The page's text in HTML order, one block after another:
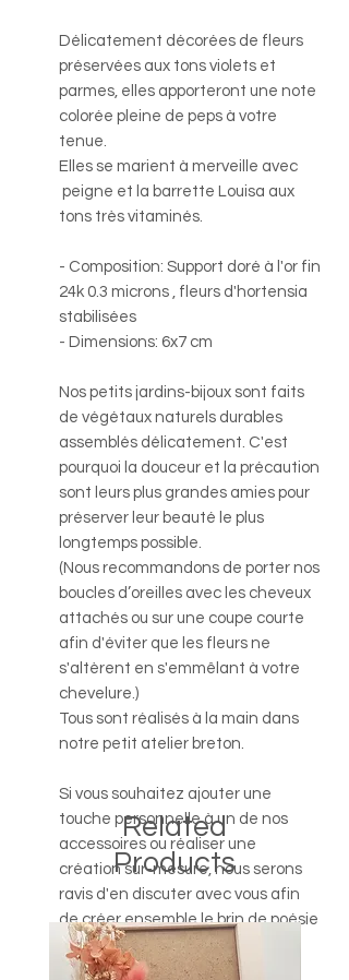
Délicatement décorées de fleurs
préservées aux tons violets et
parmes, elles apporteront une note
colorée pleine de peps à votre
tenue.
Elles se marient à merveille avec
peigne et la barrette Louisa aux
tons très vitaminés.
- Composition: Support doré à l'or fin
24k 0.3 microns , fleurs d'hortensia
stabilisées
- Dimensions: 6x7 cm
Nos petits jardins-bijoux sont faits
de végétaux naturels durables
assemblés délicatement. C'est
pourquoi la douceur et la précaution
sont leurs plus grandes amies pour
préserver leur beauté le plus
longtemps possible.
(Nous recommandons de porter nos
boucles d’oreilles avec les cheveux
attachés ou sur une coupe courte
afin d'éviter que les fleurs ne
s'altèrent en s'emmêlant à votre
chevelure.)
Tous sont réalisés à la main dans
notre petit atelier breton.
Si vous souhaitez ajouter une
touche personnelle à un de nos
accessoires ou réaliser une
création sur-mesure, nous serons
ravis d'en discuter avec vous afin
de créer ensemble le brin de poésie
de vos rêves.
Related
Products